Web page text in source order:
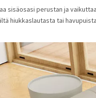
sisäosasi perustan ja
hiukkaslautasta tai